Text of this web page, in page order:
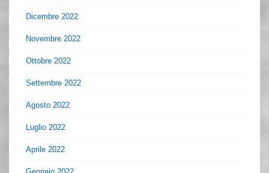
Dicembre 2022
Novembre 2022
Ottobre 2022
Settembre 2022
Agosto 2022
Luglio 2022
Aprile 2022